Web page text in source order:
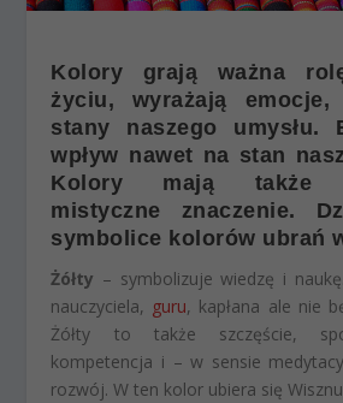
Kolory grają ważna
życiu, wyrażają
stany naszego umysłu.
wpływ nawet na stan
Kolory mają także
mistyczne znaczenie.
symbolice kolorów ubrań
Żółty – symbolizuje wiedzę i
nauczyciela, guru, kapłana ale nie
Żółty to także szczęście,
kompetencja i – w sensie
rozwój. W ten kolor ubiera się